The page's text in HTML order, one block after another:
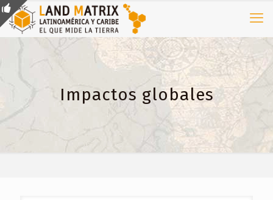
Impactos globales